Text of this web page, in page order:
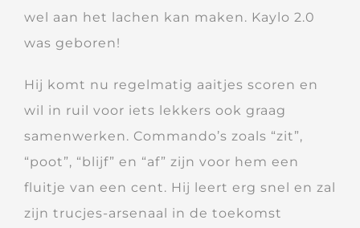
wel aan het lachen kan maken. Kaylo 2.0
was geboren!
Hij komt nu regelmatig aaitjes scoren en
wil in ruil voor iets lekkers ook graag
samenwerken. Commando’s zoals “zit”,
“poot”, “blijf” en “af” zijn voor hem een
fluitje van een cent. Hij leert erg snel en zal
zijn trucjes-arsenaal in de toekomst